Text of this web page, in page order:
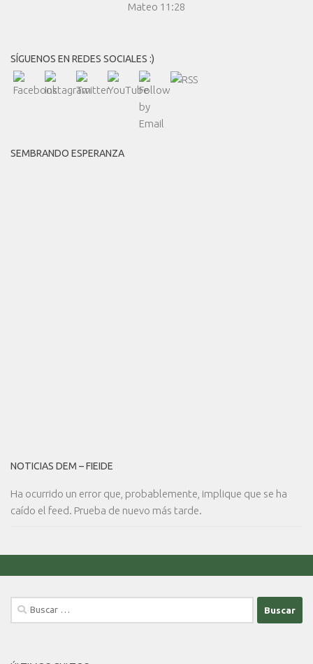
Mateo 11:28
SÍGUENOS EN REDES SOCIALES :)
SEMBRANDO ESPERANZA
NOTICIAS DEM – FIEIDE
Ha ocurrido un error que, probablemente, implique que se ha
caído el feed. Prueba de nuevo más tarde.
Buscar: